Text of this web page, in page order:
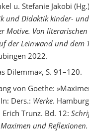
u. Stefanie Jakobi
und Didaktik kinder- und
Motive. Von literarischen
der Leinwand und dem
2022.
Dilemma«, S. 91–120.
von Goethe:
Ders.: Werke.
Erich Trunz. Bd. 12:
und Reflexionen.